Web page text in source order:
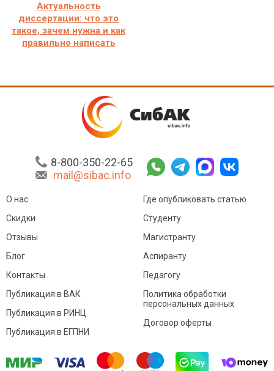
Актуальность
диссертации: что это
такое, зачем нужна и как
правильно написать
8-800-350-22-65
mail@sibac.info
О нас
Скидки
Отзывы
Блог
Контакты
Где опубликовать статью
Студенту
Магистранту
Аспиранту
Педагогу
Публикация в ВАК
Публикация в РИНЦ
Публикация в ЕГПНИ
Политика обработки
персональных данных
Договор оферты